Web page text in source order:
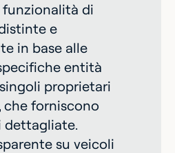
di
e
in base alle
entità
proprietari
forniscono
dettagliate.
su veicoli